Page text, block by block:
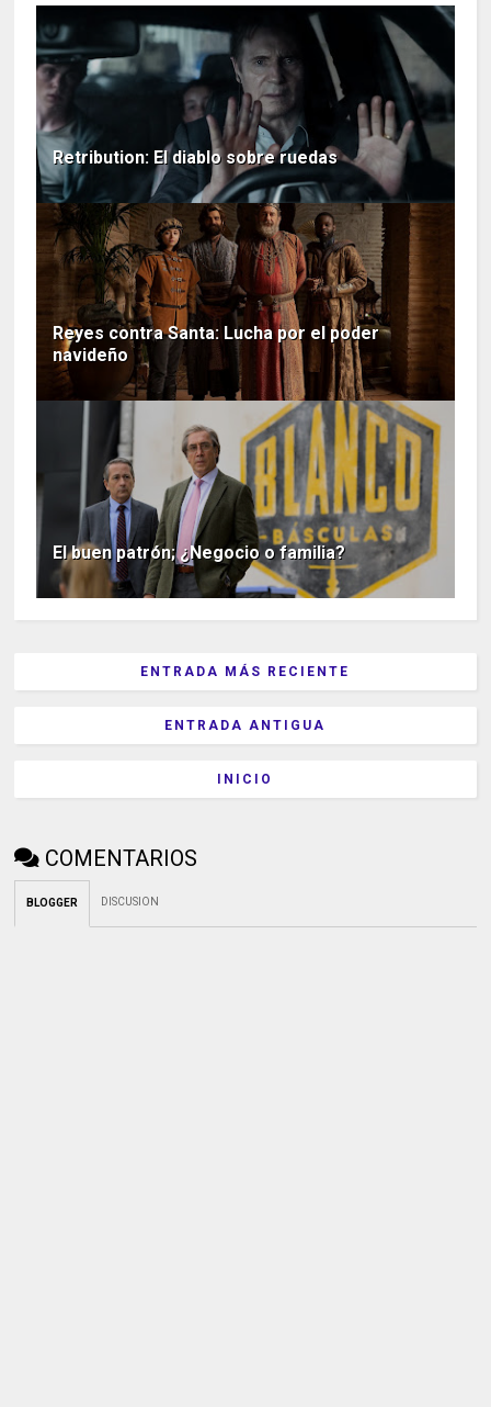
Retribution: El diablo sobre ruedas
Reyes contra Santa: Lucha por el poder
navideño
El buen patrón; ¿Negocio o familia?
ENTRADA MÁS RECIENTE
ENTRADA ANTIGUA
INICIO
COMENTARIOS
BLOGGER DISCUSION